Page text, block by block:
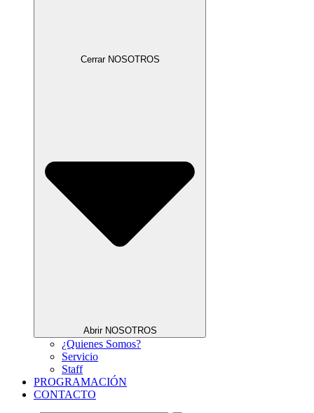
Cerrar NOSOTROS
Abrir NOSOTROS
¿Quienes Somos?
Servicio
Staff
PROGRAMACIÓN
CONTACTO